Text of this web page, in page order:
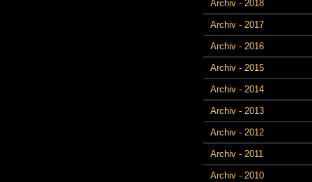
Archiv - 2018
Archiv - 2017
Archiv - 2016
Archiv - 2015
Archiv - 2014
Archiv - 2013
Archiv - 2012
Archiv - 2011
Archiv - 2010